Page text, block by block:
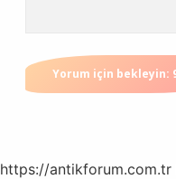
https://antikforum.com.tr